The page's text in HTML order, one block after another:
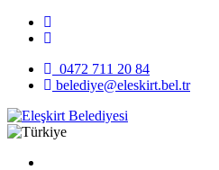
0472 711 20 84
belediye@eleskirt.bel.tr